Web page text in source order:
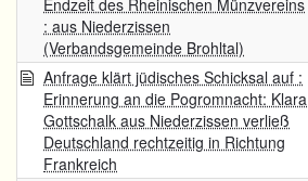
Endzeit des Rheinischen Münzvereins
: aus Niederzissen
(Verbandsgemeinde Brohltal)
Anfrage klärt jüdisches Schicksal auf :
Erinnerung an die Pogromnacht: Klara
Gottschalk aus Niederzissen verließ
Deutschland rechtzeitig in Richtung
Frankreich